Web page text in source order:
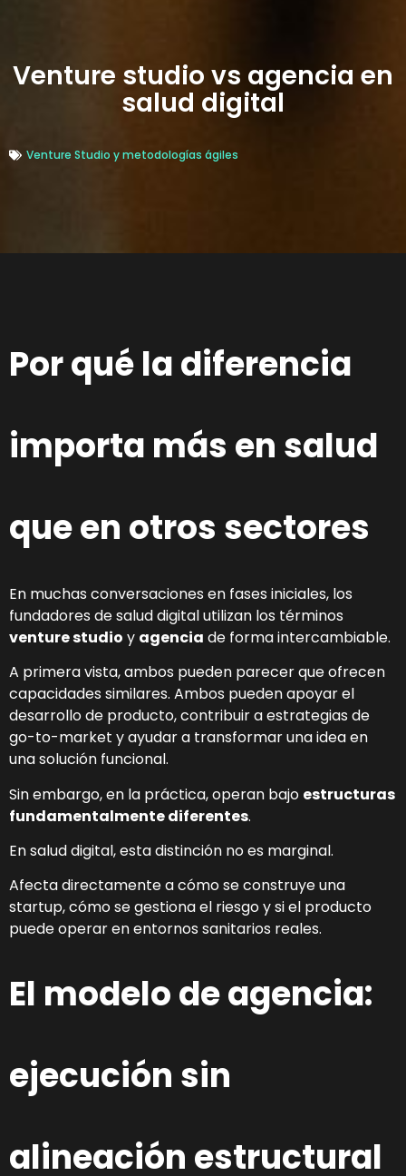
Venture studio vs agencia en
salud digital
Venture Studio y metodologías ágiles
Por qué la diferencia
importa más en salud
que en otros sectores
En muchas conversaciones en fases iniciales, los
fundadores de salud digital utilizan los términos
venture studio y agencia de forma intercambiable.
A primera vista, ambos pueden parecer que ofrecen
capacidades similares. Ambos pueden apoyar el
desarrollo de producto, contribuir a estrategias de
go-to-market y ayudar a transformar una idea en
una solución funcional.
Sin embargo, en la práctica, operan bajo estructuras
fundamentalmente diferentes.
En salud digital, esta distinción no es marginal.
Afecta directamente a cómo se construye una
startup, cómo se gestiona el riesgo y si el producto
puede operar en entornos sanitarios reales.
El modelo de agencia:
ejecución sin
alineación estructural